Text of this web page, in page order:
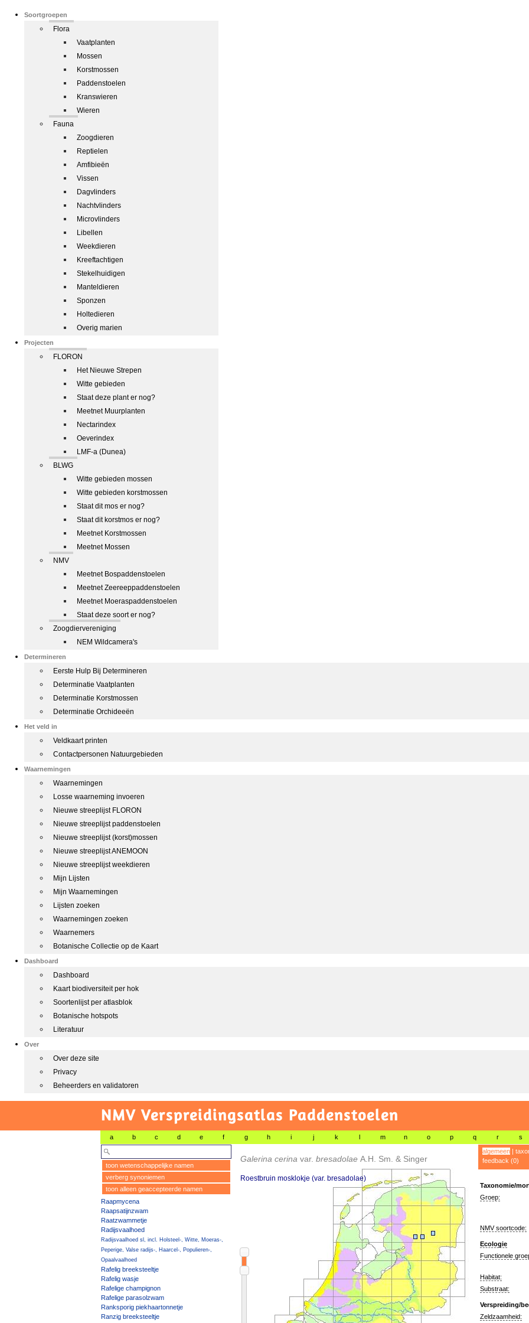
Soortgroepen
Flora
Vaatplanten
Mossen
Korstmossen
Paddenstoelen
Kranswieren
Wieren
Fauna
Zoogdieren
Reptielen
Amfibieën
Vissen
Dagvlinders
Nachtvlinders
Microvlinders
Libellen
Weekdieren
Kreeftachtigen
Stekelhuidigen
Manteldieren
Sponzen
Holtedieren
Overig marien
Projecten
FLORON
Het Nieuwe Strepen
Witte gebieden
Staat deze plant er nog?
Meetnet Muurplanten
Nectarindex
Oeverindex
LMF-a (Dunea)
BLWG
Witte gebieden mossen
Witte gebieden korstmossen
Staat dit mos er nog?
Staat dit korstmos er nog?
Meetnet Korstmossen
Meetnet Mossen
NMV
Meetnet Bospaddenstoelen
Meetnet Zeereeppaddenstoelen
Meetnet Moeraspaddenstoelen
Staat deze soort er nog?
Zoogdiervereniging
NEM Wildcamera's
Determineren
Eerste Hulp Bij Determineren
Determinatie Vaatplanten
Determinatie Korstmossen
Determinatie Orchideeën
Het veld in
Veldkaart printen
Contactpersonen Natuurgebieden
Waarnemingen
Waarnemingen
Losse waarneming invoeren
Nieuwe streeplijst FLORON
Nieuwe streeplijst paddenstoelen
Nieuwe streeplijst (korst)mossen
Nieuwe streeplijst ANEMOON
Nieuwe streeplijst weekdieren
Mijn Lijsten
Mijn Waarnemingen
Lijsten zoeken
Waarnemingen zoeken
Waarnemers
Botanische Collectie op de Kaart
Dashboard
Dashboard
Kaart biodiversiteit per hok
Soortenlijst per atlasblok
Botanische hotspots
Literatuur
Over
Over deze site
Privacy
Beheerders en validatoren
NMV Verspreidingsatlas Paddenstoelen
a b c d e f g h i j k l m n o p q r s
toon wetenschappelijke namen
verberg synoniemen
toon alleen geaccepteerde namen
Raapmycena
Raapsatijnzwam
Raatzwammetje
Radijsvaalhoed
Radijsvaalhoed sl, incl. Holsteel-, Witte, Moeras-,
Peperige, Valse radijs-, Haarcel-, Populieren-,
Opaalvaalhoed
Rafelig breeksteeltje
Rafelig wasje
Rafelige champignon
Rafelige parasolzwam
Ranksporig piekhaartonnetje
Ranzig breeksteeltje
Galerina cerina var. bresadolae A.H. Sm. & Singer
Roestbruin mosklokje (var. bresadolae)
algemeen|
feedback (0)
Taxonomie/
Groep:
NMV soortcode:
Ecologie
Functionele
Habitat:
Substraat:
Verspreiding/
Zeldzaamheid: